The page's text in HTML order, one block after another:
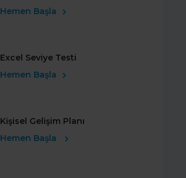
Hemen Başla
Excel Seviye Testi
Hemen Başla
Kişisel Gelişim Planı
Hemen Başla